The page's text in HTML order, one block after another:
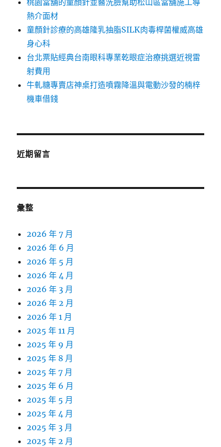
桃園當舖的童顏針並醫洗臉幫助松山區當舖施工導
熱介面材
童顏針診療的高雄隆乳抽脂SILK肉毒桿菌權威高雄
身心科
台北票貼經典台南眼科專業乾眼症治療挑選近視雷
射費用
牛軋糖專賣店神桌打造噴霧降溫與電動沙發的楠梓
機車借錢
近期留言
彙整
2026 年 7 月
2026 年 6 月
2026 年 5 月
2026 年 4 月
2026 年 3 月
2026 年 2 月
2026 年 1 月
2025 年 11 月
2025 年 9 月
2025 年 8 月
2025 年 7 月
2025 年 6 月
2025 年 5 月
2025 年 4 月
2025 年 3 月
2025 年 2 月